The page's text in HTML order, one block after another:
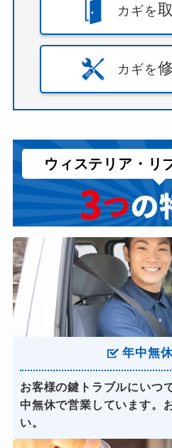
カギを
カギを
ウィステリア・リ
年中無
お客様の鍵トラブルにいつ
中無休で営業しています。
い。